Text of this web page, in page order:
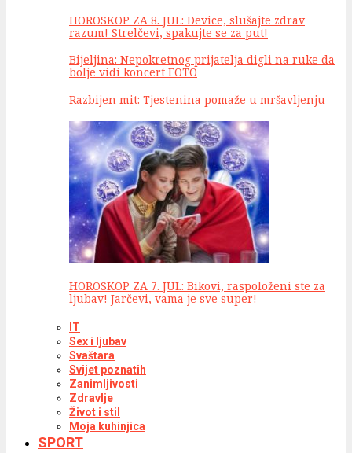
HOROSKOP ZA 8. JUL: Device, slušajte zdrav
razum! Strelčevi, spakujte se za put!
Bijeljina: Nepokretnog prijatelja digli na ruke da
bolje vidi koncert FOTO
Razbijen mit: Tjestenina pomaže u mršavljenju
HOROSKOP ZA 7. JUL: Bikovi, raspoloženi ste za
ljubav! Jarčevi, vama je sve super!
IT
Sex i ljubav
Svaštara
Svijet poznatih
Zanimljivosti
Zdravlje
Život i stil
Moja kuhinjica
SPORT